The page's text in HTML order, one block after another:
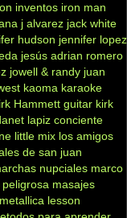
inventos iron man
j alvarez jack white
hudson jennifer lopez
jesús adrian romero
jowell & randy juan
kaoma karaoke
Hammett guitar kirk
lapiz conciente
little mix los amigos
de san juan
nupciales marco
masajes
metallica lesson